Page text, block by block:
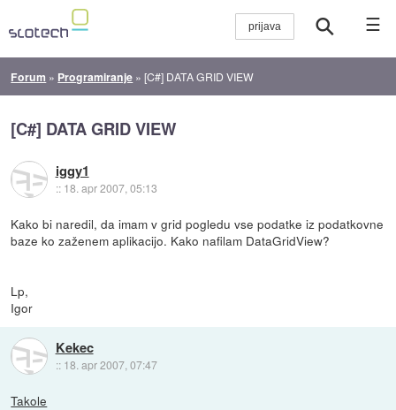
☰
Forum » Programiranje »[C#] DATA GRID VIEW
[C#] DATA GRID VIEW
iggy1
:: 18. apr 2007, 05:13
Kako bi naredil, da imam v grid pogledu vse podatke iz podatkovne
baze ko zaženem aplikacijo. Kako nafilam DataGridView?
Lp,
Igor
Kekec
:: 18. apr 2007, 07:47
Takole